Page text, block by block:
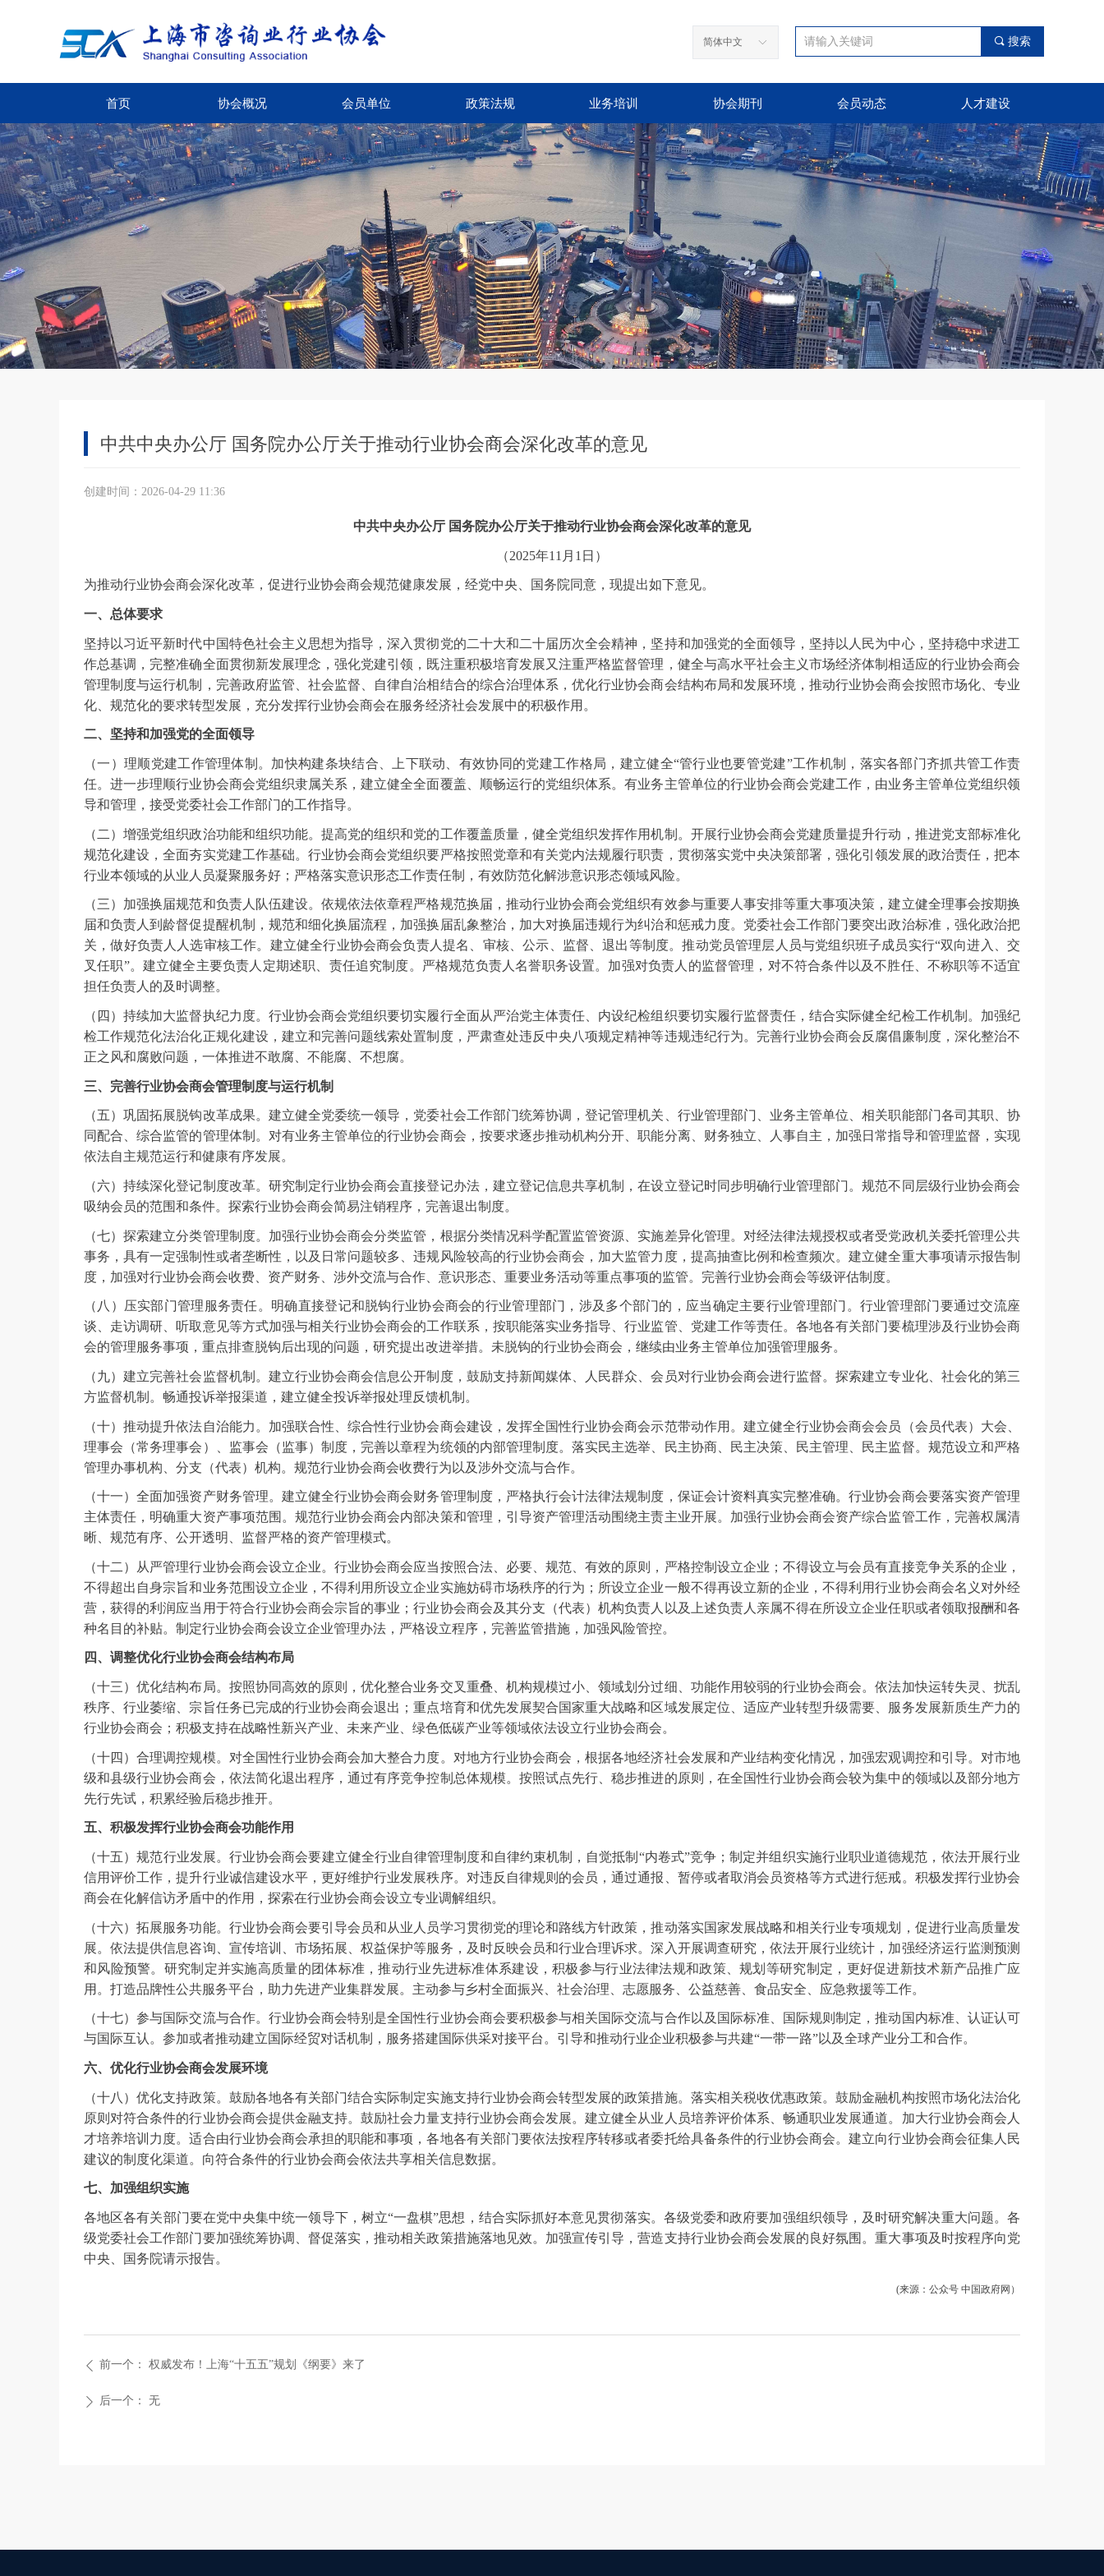
首页 协会概况 会员单位 政策法规 业务培训 协会期刊 会员动态 人才建设
끠 搜索
ꀅ
简体中文
中共中央办公厅 国务院办公厅关于推动行业协会商会深化改革的意见
创建时间： 2026-04-29 11:36
中共中央办公厅 国务院办公厅关于推动行业协会商会深化改革的意见
（2025年11月1日）
为推动行业协会商会深化改革，促进行业协会商会规范健康发展，经党中央、国务院同意，现提出如下意见。
一、总体要求
坚持以习近平新时代中国特色社会主义思想为指导，深入贯彻党的二十大和二十届历次全会精神，坚持和加强党的全面领导，坚持以人民为中心，坚持稳中求进工
作总基调，完整准确全面贯彻新发展理念，强化党建引领，既注重积极培育发展又注重严格监督管理，健全与高水平社会主义市场经济体制相适应的行业协会商会
管理制度与运行机制，完善政府监管、社会监督、自律自治相结合的综合治理体系，优化行业协会商会结构布局和发展环境，推动行业协会商会按照市场化、专业
化、规范化的要求转型发展，充分发挥行业协会商会在服务经济社会发展中的积极作用。
二、坚持和加强党的全面领导
（一）理顺党建工作管理体制。加快构建条块结合、上下联动、有效协同的党建工作格局，建立健全“管行业也要管党建”工作机制，落实各部门齐抓共管工作责
任。进一步理顺行业协会商会党组织隶属关系，建立健全全面覆盖、顺畅运行的党组织体系。有业务主管单位的行业协会商会党建工作，由业务主管单位党组织领
导和管理，接受党委社会工作部门的工作指导。
（二）增强党组织政治功能和组织功能。提高党的组织和党的工作覆盖质量，健全党组织发挥作用机制。开展行业协会商会党建质量提升行动，推进党支部标准化
规范化建设，全面夯实党建工作基础。行业协会商会党组织要严格按照党章和有关党内法规履行职责，贯彻落实党中央决策部署，强化引领发展的政治责任，把本
行业本领域的从业人员凝聚服务好；严格落实意识形态工作责任制，有效防范化解涉意识形态领域风险。
（三）加强换届规范和负责人队伍建设。依规依法依章程严格规范换届，推动行业协会商会党组织有效参与重要人事安排等重大事项决策，建立健全理事会按期换
届和负责人到龄督促提醒机制，规范和细化换届流程，加强换届乱象整治，加大对换届违规行为纠治和惩戒力度。党委社会工作部门要突出政治标准，强化政治把
关，做好负责人人选审核工作。建立健全行业协会商会负责人提名、审核、公示、监督、退出等制度。推动党员管理层人员与党组织班子成员实行“双向进入、交
叉任职”。建立健全主要负责人定期述职、责任追究制度。严格规范负责人名誉职务设置。加强对负责人的监督管理，对不符合条件以及不胜任、不称职等不适宜
担任负责人的及时调整。
（四）持续加大监督执纪力度。行业协会商会党组织要切实履行全面从严治党主体责任、内设纪检组织要切实履行监督责任，结合实际健全纪检工作机制。加强纪
检工作规范化法治化正规化建设，建立和完善问题线索处置制度，严肃查处违反中央八项规定精神等违规违纪行为。完善行业协会商会反腐倡廉制度，深化整治不
正之风和腐败问题，一体推进不敢腐、不能腐、不想腐。
三、完善行业协会商会管理制度与运行机制
（五）巩固拓展脱钩改革成果。建立健全党委统一领导，党委社会工作部门统筹协调，登记管理机关、行业管理部门、业务主管单位、相关职能部门各司其职、协
同配合、综合监管的管理体制。对有业务主管单位的行业协会商会，按要求逐步推动机构分开、职能分离、财务独立、人事自主，加强日常指导和管理监督，实现
依法自主规范运行和健康有序发展。
（六）持续深化登记制度改革。研究制定行业协会商会直接登记办法，建立登记信息共享机制，在设立登记时同步明确行业管理部门。规范不同层级行业协会商会
吸纳会员的范围和条件。探索行业协会商会简易注销程序，完善退出制度。
（七）探索建立分类管理制度。加强行业协会商会分类监管，根据分类情况科学配置监管资源、实施差异化管理。对经法律法规授权或者受党政机关委托管理公共
事务，具有一定强制性或者垄断性，以及日常问题较多、违规风险较高的行业协会商会，加大监管力度，提高抽查比例和检查频次。建立健全重大事项请示报告制
度，加强对行业协会商会收费、资产财务、涉外交流与合作、意识形态、重要业务活动等重点事项的监管。完善行业协会商会等级评估制度。
（八）压实部门管理服务责任。明确直接登记和脱钩行业协会商会的行业管理部门，涉及多个部门的，应当确定主要行业管理部门。行业管理部门要通过交流座
谈、走访调研、听取意见等方式加强与相关行业协会商会的工作联系，按职能落实业务指导、行业监管、党建工作等责任。各地各有关部门要梳理涉及行业协会商
会的管理服务事项，重点排查脱钩后出现的问题，研究提出改进举措。未脱钩的行业协会商会，继续由业务主管单位加强管理服务。
（九）建立完善社会监督机制。建立行业协会商会信息公开制度，鼓励支持新闻媒体、人民群众、会员对行业协会商会进行监督。探索建立专业化、社会化的第三
方监督机制。畅通投诉举报渠道，建立健全投诉举报处理反馈机制。
（十）推动提升依法自治能力。加强联合性、综合性行业协会商会建设，发挥全国性行业协会商会示范带动作用。建立健全行业协会商会会员（会员代表）大会、
理事会（常务理事会）、监事会（监事）制度，完善以章程为统领的内部管理制度。落实民主选举、民主协商、民主决策、民主管理、民主监督。规范设立和严格
管理办事机构、分支（代表）机构。规范行业协会商会收费行为以及涉外交流与合作。
（十一）全面加强资产财务管理。建立健全行业协会商会财务管理制度，严格执行会计法律法规制度，保证会计资料真实完整准确。行业协会商会要落实资产管理
主体责任，明确重大资产事项范围。规范行业协会商会内部决策和管理，引导资产管理活动围绕主责主业开展。加强行业协会商会资产综合监管工作，完善权属清
晰、规范有序、公开透明、监督严格的资产管理模式。
（十二）从严管理行业协会商会设立企业。行业协会商会应当按照合法、必要、规范、有效的原则，严格控制设立企业；不得设立与会员有直接竞争关系的企业，
不得超出自身宗旨和业务范围设立企业，不得利用所设立企业实施妨碍市场秩序的行为；所设立企业一般不得再设立新的企业，不得利用行业协会商会名义对外经
营，获得的利润应当用于符合行业协会商会宗旨的事业；行业协会商会及其分支（代表）机构负责人以及上述负责人亲属不得在所设立企业任职或者领取报酬和各
种名目的补贴。制定行业协会商会设立企业管理办法，严格设立程序，完善监管措施，加强风险管控。
四、调整优化行业协会商会结构布局
（十三）优化结构布局。按照协同高效的原则，优化整合业务交叉重叠、机构规模过小、领域划分过细、功能作用较弱的行业协会商会。依法加快运转失灵、扰乱
秩序、行业萎缩、宗旨任务已完成的行业协会商会退出；重点培育和优先发展契合国家重大战略和区域发展定位、适应产业转型升级需要、服务发展新质生产力的
行业协会商会；积极支持在战略性新兴产业、未来产业、绿色低碳产业等领域依法设立行业协会商会。
（十四）合理调控规模。对全国性行业协会商会加大整合力度。对地方行业协会商会，根据各地经济社会发展和产业结构变化情况，加强宏观调控和引导。对市地
级和县级行业协会商会，依法简化退出程序，通过有序竞争控制总体规模。按照试点先行、稳步推进的原则，在全国性行业协会商会较为集中的领域以及部分地方
先行先试，积累经验后稳步推开。
五、积极发挥行业协会商会功能作用
（十五）规范行业发展。行业协会商会要建立健全行业自律管理制度和自律约束机制，自觉抵制“内卷式”竞争；制定并组织实施行业职业道德规范，依法开展行业
信用评价工作，提升行业诚信建设水平，更好维护行业发展秩序。对违反自律规则的会员，通过通报、暂停或者取消会员资格等方式进行惩戒。积极发挥行业协会
商会在化解信访矛盾中的作用，探索在行业协会商会设立专业调解组织。
（十六）拓展服务功能。行业协会商会要引导会员和从业人员学习贯彻党的理论和路线方针政策，推动落实国家发展战略和相关行业专项规划，促进行业高质量发
展。依法提供信息咨询、宣传培训、市场拓展、权益保护等服务，及时反映会员和行业合理诉求。深入开展调查研究，依法开展行业统计，加强经济运行监测预测
和风险预警。研究制定并实施高质量的团体标准，推动行业先进标准体系建设，积极参与行业法律法规和政策、规划等研究制定，更好促进新技术新产品推广应
用。打造品牌性公共服务平台，助力先进产业集群发展。主动参与乡村全面振兴、社会治理、志愿服务、公益慈善、食品安全、应急救援等工作。
（十七）参与国际交流与合作。行业协会商会特别是全国性行业协会商会要积极参与相关国际交流与合作以及国际标准、国际规则制定，推动国内标准、认证认可
与国际互认。参加或者推动建立国际经贸对话机制，服务搭建国际供采对接平台。引导和推动行业企业积极参与共建“一带一路”以及全球产业分工和合作。
六、优化行业协会商会发展环境
（十八）优化支持政策。鼓励各地各有关部门结合实际制定实施支持行业协会商会转型发展的政策措施。落实相关税收优惠政策。鼓励金融机构按照市场化法治化
原则对符合条件的行业协会商会提供金融支持。鼓励社会力量支持行业协会商会发展。建立健全从业人员培养评价体系、畅通职业发展通道。加大行业协会商会人
才培养培训力度。适合由行业协会商会承担的职能和事项，各地各有关部门要依法按程序转移或者委托给具备条件的行业协会商会。建立向行业协会商会征集人民
建议的制度化渠道。向符合条件的行业协会商会依法共享相关信息数据。
七、加强组织实施
各地区各有关部门要在党中央集中统一领导下，树立“一盘棋”思想，结合实际抓好本意见贯彻落实。各级党委和政府要加强组织领导，及时研究解决重大问题。各
级党委社会工作部门要加强统筹协调、督促落实，推动相关政策措施落地见效。加强宣传引导，营造支持行业协会商会发展的良好氛围。重大事项及时按程序向党
中央、国务院请示报告。
(来源：公众号 中国政府网 ）
ꄴ 前一个： 权威发布！上海“十五五”规划《纲要》来了
ꄲ 后一个： 无